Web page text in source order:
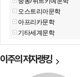
오스트리아문학
아프리카문학
기타세계문학
이주의저자랭킹